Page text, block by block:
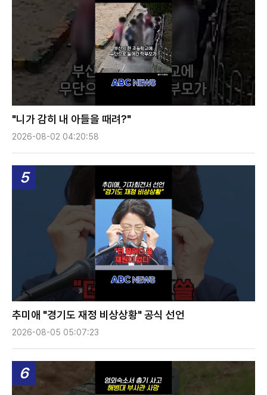
"니가 감히 내 아들을 때려?"
2026-08-02 04:20:58
5
추미애 "경기도 재정 비상상황" 공식 선언
2026-08-05 05:07:23
6